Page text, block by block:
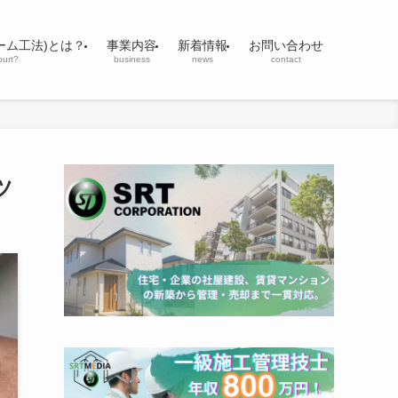
ム工法)とは？ 事業内容
business
新着情報
news
お問い合わせ
contact